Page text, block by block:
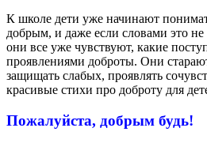
К школе дети уже начинают
добрым, и даже если словами это не
они все уже чувствуют, какие
проявлениями доброты. Они
защищать слабых, проявлять
красивые стихи про доброту для
Пожалуйста, добрым будь!